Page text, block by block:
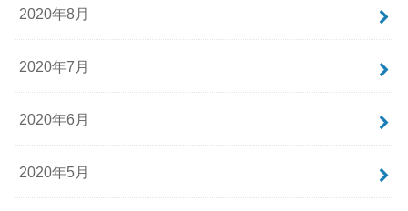
2020年8月
2020年7月
2020年6月
2020年5月